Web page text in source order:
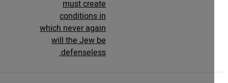
must create
conditions in
which never again
will the Jew be
defenseless.